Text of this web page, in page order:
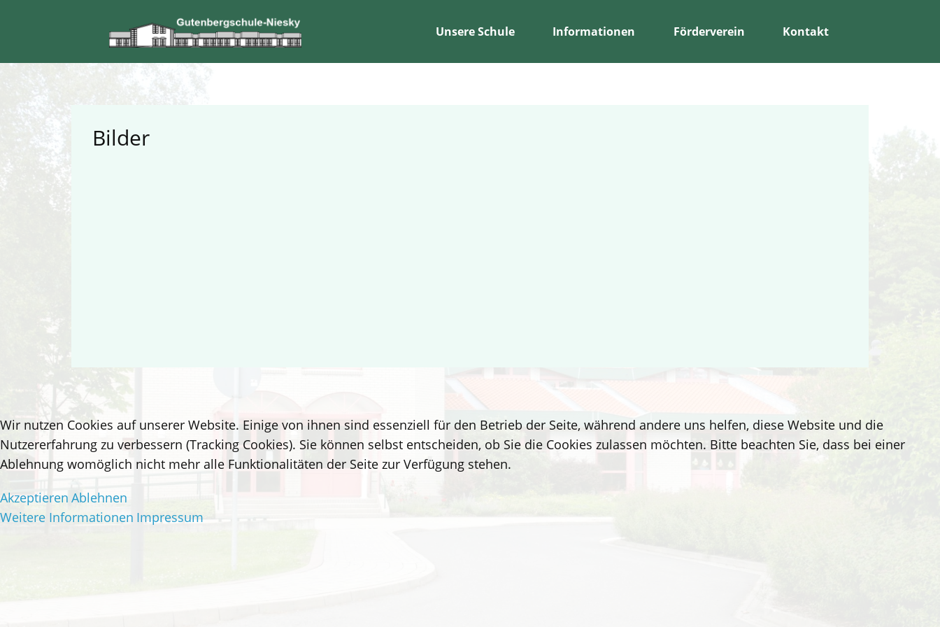
Unsere Schule Informationen Förderverein Kontakt
Bilder
Wir nutzen Cookies auf unserer Website. Einige von ihnen sind essenziell für den Betrieb der Seite, während andere uns helfen, diese Website und die
Nutzererfahrung zu verbessern (Tracking Cookies). Sie können selbst entscheiden, ob Sie die Cookies zulassen möchten. Bitte beachten Sie, dass bei einer
Ablehnung womöglich nicht mehr alle Funktionalitäten der Seite zur Verfügung stehen.
Akzeptieren Ablehnen
Weitere Informationen Impressum